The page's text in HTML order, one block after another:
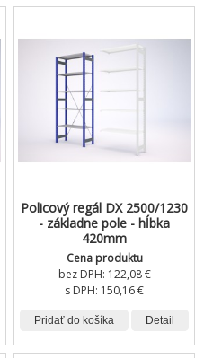
Policový regál DX 2500/1230
- základne pole - hĺbka
420mm
Cena produktu
bez DPH: 122,08 €
s DPH: 150,16 €
Pridať do košíka Detail